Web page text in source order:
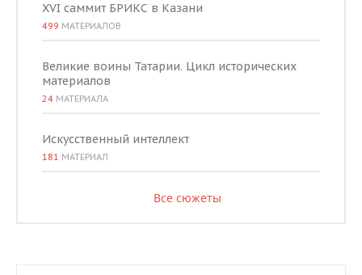
XVI саммит БРИКС в Казани
499 МАТЕРИАЛОВ
Великие воины Татарии. Цикл исторических
материалов
24 МАТЕРИАЛА
Искусственный интеллект
181 МАТЕРИАЛ
Все сюжеты